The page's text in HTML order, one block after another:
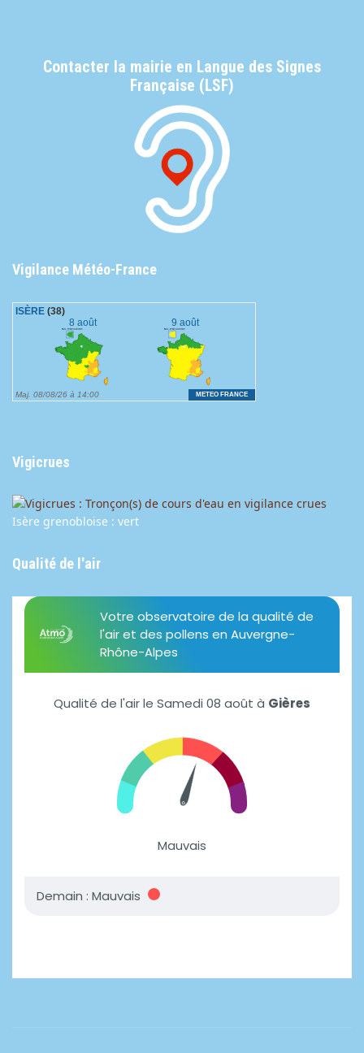
Contacter la mairie en Langue des Signes
Française (LSF)
Vigilance Météo-France
Vigicrues
Isère grenobloise : vert
Qualité de l'air